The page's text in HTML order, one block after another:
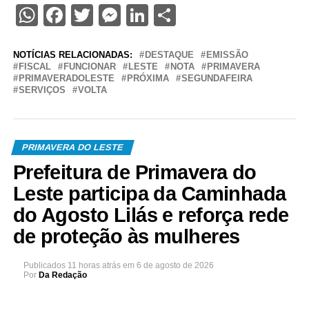
WhatsApp
Facebook
Twitter
Messenger
LinkedIn
Share
NOTÍCIAS RELACIONADAS: DESTAQUE
EMISSÃO
FISCAL
FUNCIONAR LESTE NOTA
PRIMAVERA
PRIMAVERADOLESTE
PRÓXIMA
SEGUNDAFEIRA
SERVIÇOS
VOLTA
PRIMAVERA DO LESTE
Prefeitura de Primavera do
Leste participa da Caminhada
do Agosto Lilás e reforça rede
de proteção às mulheres
Publicados 11 horas atrás em 6 de agosto de 2026
Por Da Redação